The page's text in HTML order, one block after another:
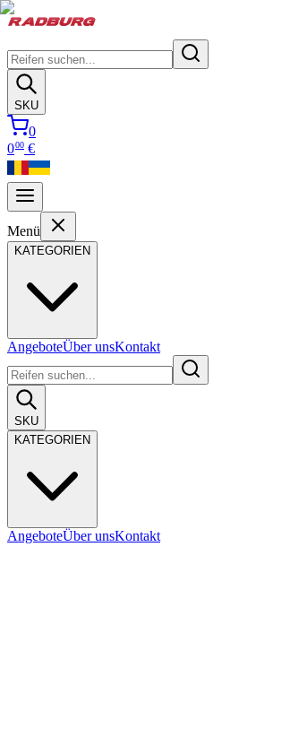
SKU
0
000 €
Menü
KATEGORIEN
AngeboteÜber unsKontakt
SKU
KATEGORIEN
AngeboteÜber unsKontakt